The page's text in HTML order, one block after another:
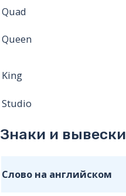
Quad
Queen
King
Studio
Знаки и вывески
Слово на английском